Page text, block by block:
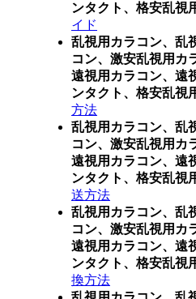
ンタクト、格安乱視
イド
乱視用カラコン、乱
コン、激安乱視用カ
遠視用カラコン、遠
ンタクト、格安乱視
方法
乱視用カラコン、乱
コン、激安乱視用カ
遠視用カラコン、遠
ンタクト、格安乱視
送方法
乱視用カラコン、乱
コン、激安乱視用カ
遠視用カラコン、遠
ンタクト、格安乱視
換方法